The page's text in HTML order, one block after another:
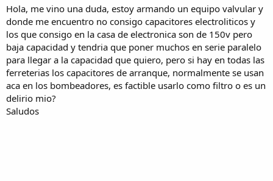
n
c
i
o
Hola, me vino una duda, estoy armando un equipo valvular y
donde me encuentro no consigo capacitores electroliticos y
los que consigo en la casa de electronica son de 150v pero
baja capacidad y tendria que poner muchos en serie paralelo
para llegar a la capacidad que quiero, pero si hay en todas las
ferreterias los capacitores de arranque, normalmente se usan
aca en los bombeadores, es factible usarlo como filtro o es un
delirio mio?
Saludos